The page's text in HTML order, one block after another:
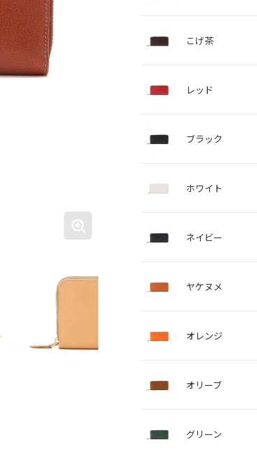
こげ茶
レッド
ブラック
ホワイト
ネイビー
ヤケヌメ
オレンジ
オリーブ
グリーン